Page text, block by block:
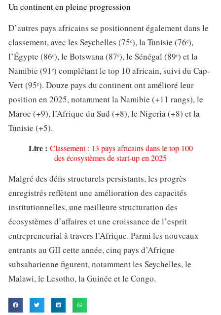
Un continent en pleine progression
D’autres pays africains se positionnent également dans le
classement, avec les Seychelles (75ᵉ), la Tunisie (76ᵉ),
l’Égypte (86ᵉ), le Botswana (87ᵉ), le Sénégal (89ᵉ) et la
Namibie (91ᵉ) complétant le top 10 africain, suivi du Cap-
Vert (95ᵉ). Douze pays du continent ont amélioré leur
position en 2025, notamment la Namibie (+11 rangs), le
Maroc (+9), l’Afrique du Sud (+8), le Nigeria (+8) et la
Tunisie (+5).
Lire : Classement : 13 pays africains dans le top 100
des écosystèmes de start-up en 2025
Malgré des défis structurels persistants, les progrès
enregistrés reflètent une amélioration des capacités
institutionnelles, une meilleure structuration des
écosystèmes d’affaires et une croissance de l’esprit
entrepreneurial à travers l’Afrique. Parmi les nouveaux
entrants au GII cette année, cinq pays d’Afrique
subsaharienne figurent, notamment les Seychelles, le
Malawi, le Lesotho, la Guinée et le Congo.